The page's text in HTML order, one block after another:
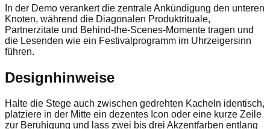
In der Demo verankert die zentrale Ankündigung den unteren
Knoten, während die Diagonalen Produktrituale,
Partnerzitate und Behind-the-Scenes-Momente tragen und
die Lesenden wie ein Festivalprogramm im Uhrzeigersinn
führen.
Designhinweise
Halte die Stege auch zwischen gedrehten Kacheln identisch,
platziere in der Mitte ein dezentes Icon oder eine kurze Zeile
zur Beruhigung und lass zwei bis drei Akzentfarben entlang